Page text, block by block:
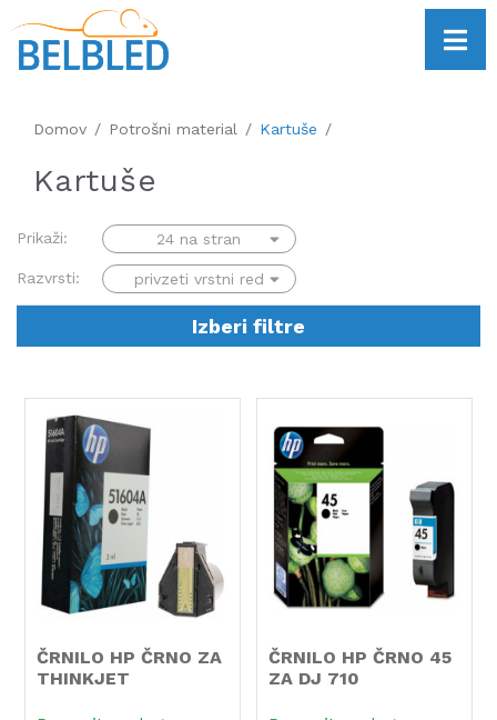
Domov Potrošni material Kartuše
Kartuše
Prikaži:
Razvrsti:
Izberi filtre
ČRNILO HP ČRNO ZA
THINKJET
ČRNILO HP ČRNO 45
ZA DJ 710